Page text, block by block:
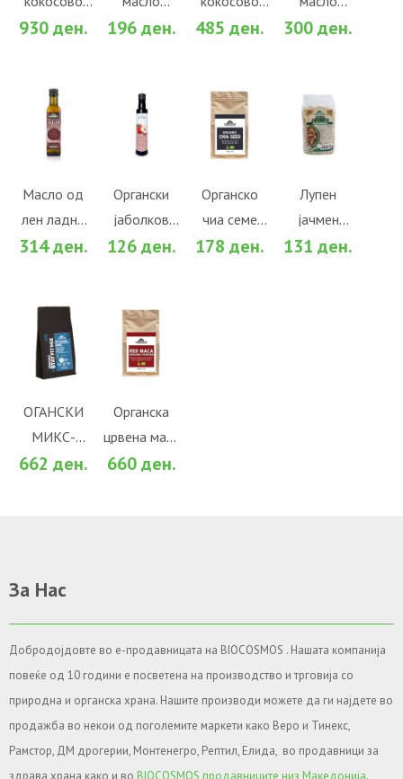
масло
930 ден.
(180гр.)
196 ден.
масло
485 ден.
(310гр.)
300 ден.
Масло од
лен ладно
цедено
314 ден.
ВО
КОШНИЧКА
Во желби
За споредба
Oргански
јаболков
оцет
126 ден.
ВО
КОШНИЧКА
Во желби
За споредба
Органско
чиа семе
(100гр.)
178 ден.
ВО
КОШНИЧКА
Во желби
За споредба
Лупен
јачмен
(500гр.)
131 ден.
ВО
КОШНИЧКА
Во желби
За споредба
ОГАНСКИ
МИКС-
ОСТАНИ ВО
662 ден.
ВО
КОШНИЧКА
Во желби
За споредба
Органска
црвена мака
во прав
660 ден.
ВО
КОШНИЧКА
Во желби
За споредба
За Нас
Добродојдовте во е-продавницата на BIOCOSMOS . Нашата компанија
повеќе од 10 години е посветена на производство и трговија со
природна и органска храна. Нашите производи можете да ги најдете во
продажба во некои од поголемите маркети како Веро и Тинекс,
Рамстор, ДМ дрогерии, Монтенегро, Рептил, Елида, во продавници за
здрава храна како и во BIOCOSMOS продавниците низ Македонија.